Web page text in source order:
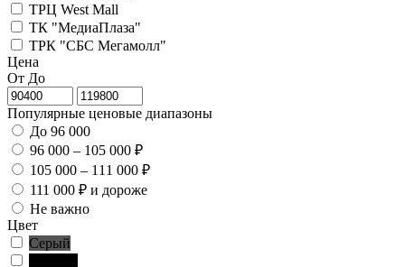
ТРЦ West Mall
ТК "МедиаПлаза"
ТРК "СБС Мегамолл"
Цена
От До
Популярные ценовые диапазоны
До 96 000
96 000 – 105 000 ₽
105 000 – 111 000 ₽
111 000 ₽ и дороже
Не важно
Цвет
Серый